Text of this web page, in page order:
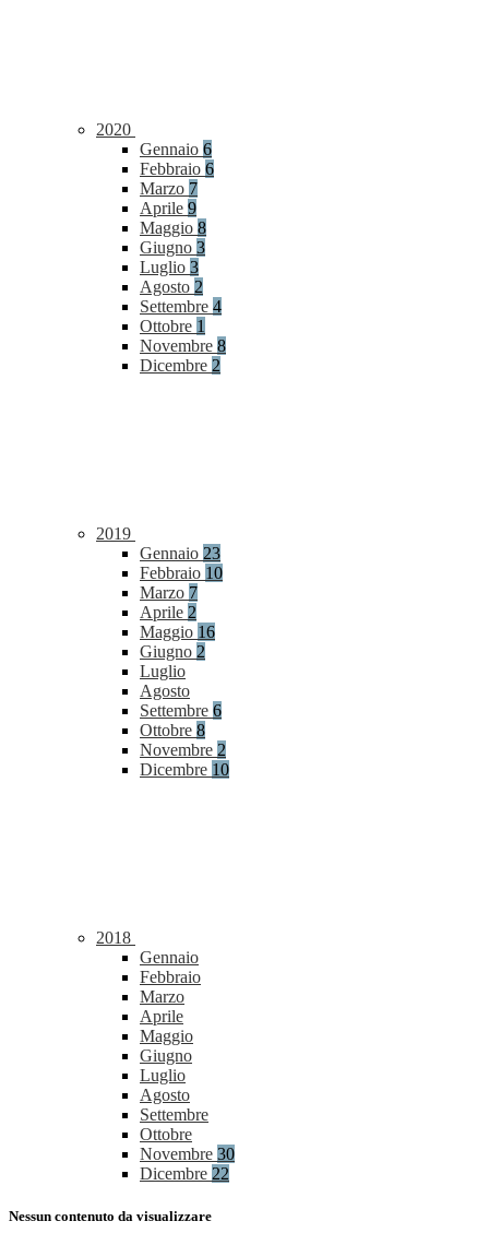
2020
Gennaio 6
Febbraio 6
Marzo 7
Aprile 9
Maggio 8
Giugno 3
Luglio 3
Agosto 2
Settembre 4
Ottobre 1
Novembre 8
Dicembre 2
2019
Gennaio 23
Febbraio 10
Marzo 7
Aprile 2
Maggio 16
Giugno 2
Luglio
Agosto
Settembre 6
Ottobre 8
Novembre 2
Dicembre 10
2018
Gennaio
Febbraio
Marzo
Aprile
Maggio
Giugno
Luglio
Agosto
Settembre
Ottobre
Novembre 30
Dicembre 22
Nessun contenuto da visualizzare